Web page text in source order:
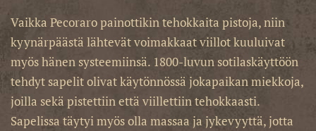
Vaikka Pecoraro painottikin tehokkaita pistoja, niin
kyynärpäästä lähtevät voimakkaat viillot kuuluivat
myös hänen systeemiinsä. 1800-luvun sotilaskäyttöön
tehdyt sapelit olivat käytönnössä jokapaikan miekkoja,
joilla sekä pistettiin että viillettiin tehokkaasti.
Sapelissa täytyi myös olla massaa ja jykevyyttä, jotta